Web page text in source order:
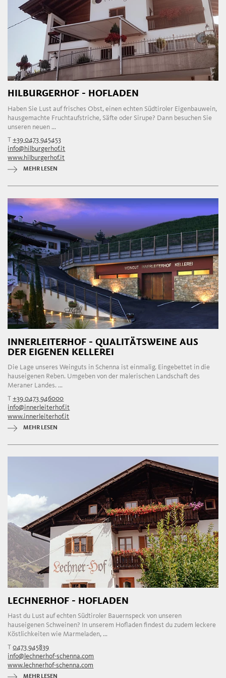
HILBURGERHOF - HOFLADEN
Haben Sie Lust auf frisches Obst, einen echten Südtiroler Eigenbauwein,
hausgemachte Fruchtaufstriche, Säfte oder Sirupe? Dann besuchen Sie
unseren neuen ...
T+39 0473 945453
info@hilburgerhof.it
www.hilburgerhof.it
MEHR LESEN
INNERLEITERHOF - QUALITÄTSWEINE AUS
DER EIGENEN KELLEREI
Die Lage unseres Weinguts in Schenna ist einmalig. Eingebettet in die
hauseigenen Reben. Umgeben von der malerischen Landschaft des
Meraner Landes. ...
T+39 0473 946000
info@innerleiterhof.it
www.innerleiterhof.it
MEHR LESEN
LECHNERHOF - HOFLADEN
Hast du Lust auf echten Südtiroler Bauernspeck von unseren
hauseigenen Schweinen? In unserem Hofladen findest du zudem leckere
Köstlichkeiten wie Marmeladen, ...
T0473 945839
info@lechnerhof-schenna.com
www.lechnerhof-schenna.com
MEHR LESEN